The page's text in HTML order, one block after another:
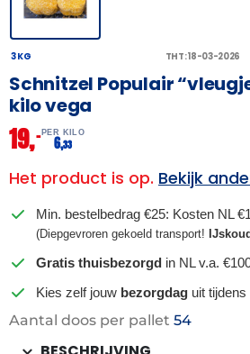
3 KG THT: 18-03-2026
Schnitzel Populair
kilo vega
19,– PER KILO
6,33
Het product is op. Bekijk
Min. bestelbedrag €25: Kosten NL
(Diepgevroren gekoeld transport!
Gratis thuisbezorgd in NL v.a.
Kies zelf jouw bezorgdag uit
Aantal doos per pallet 54